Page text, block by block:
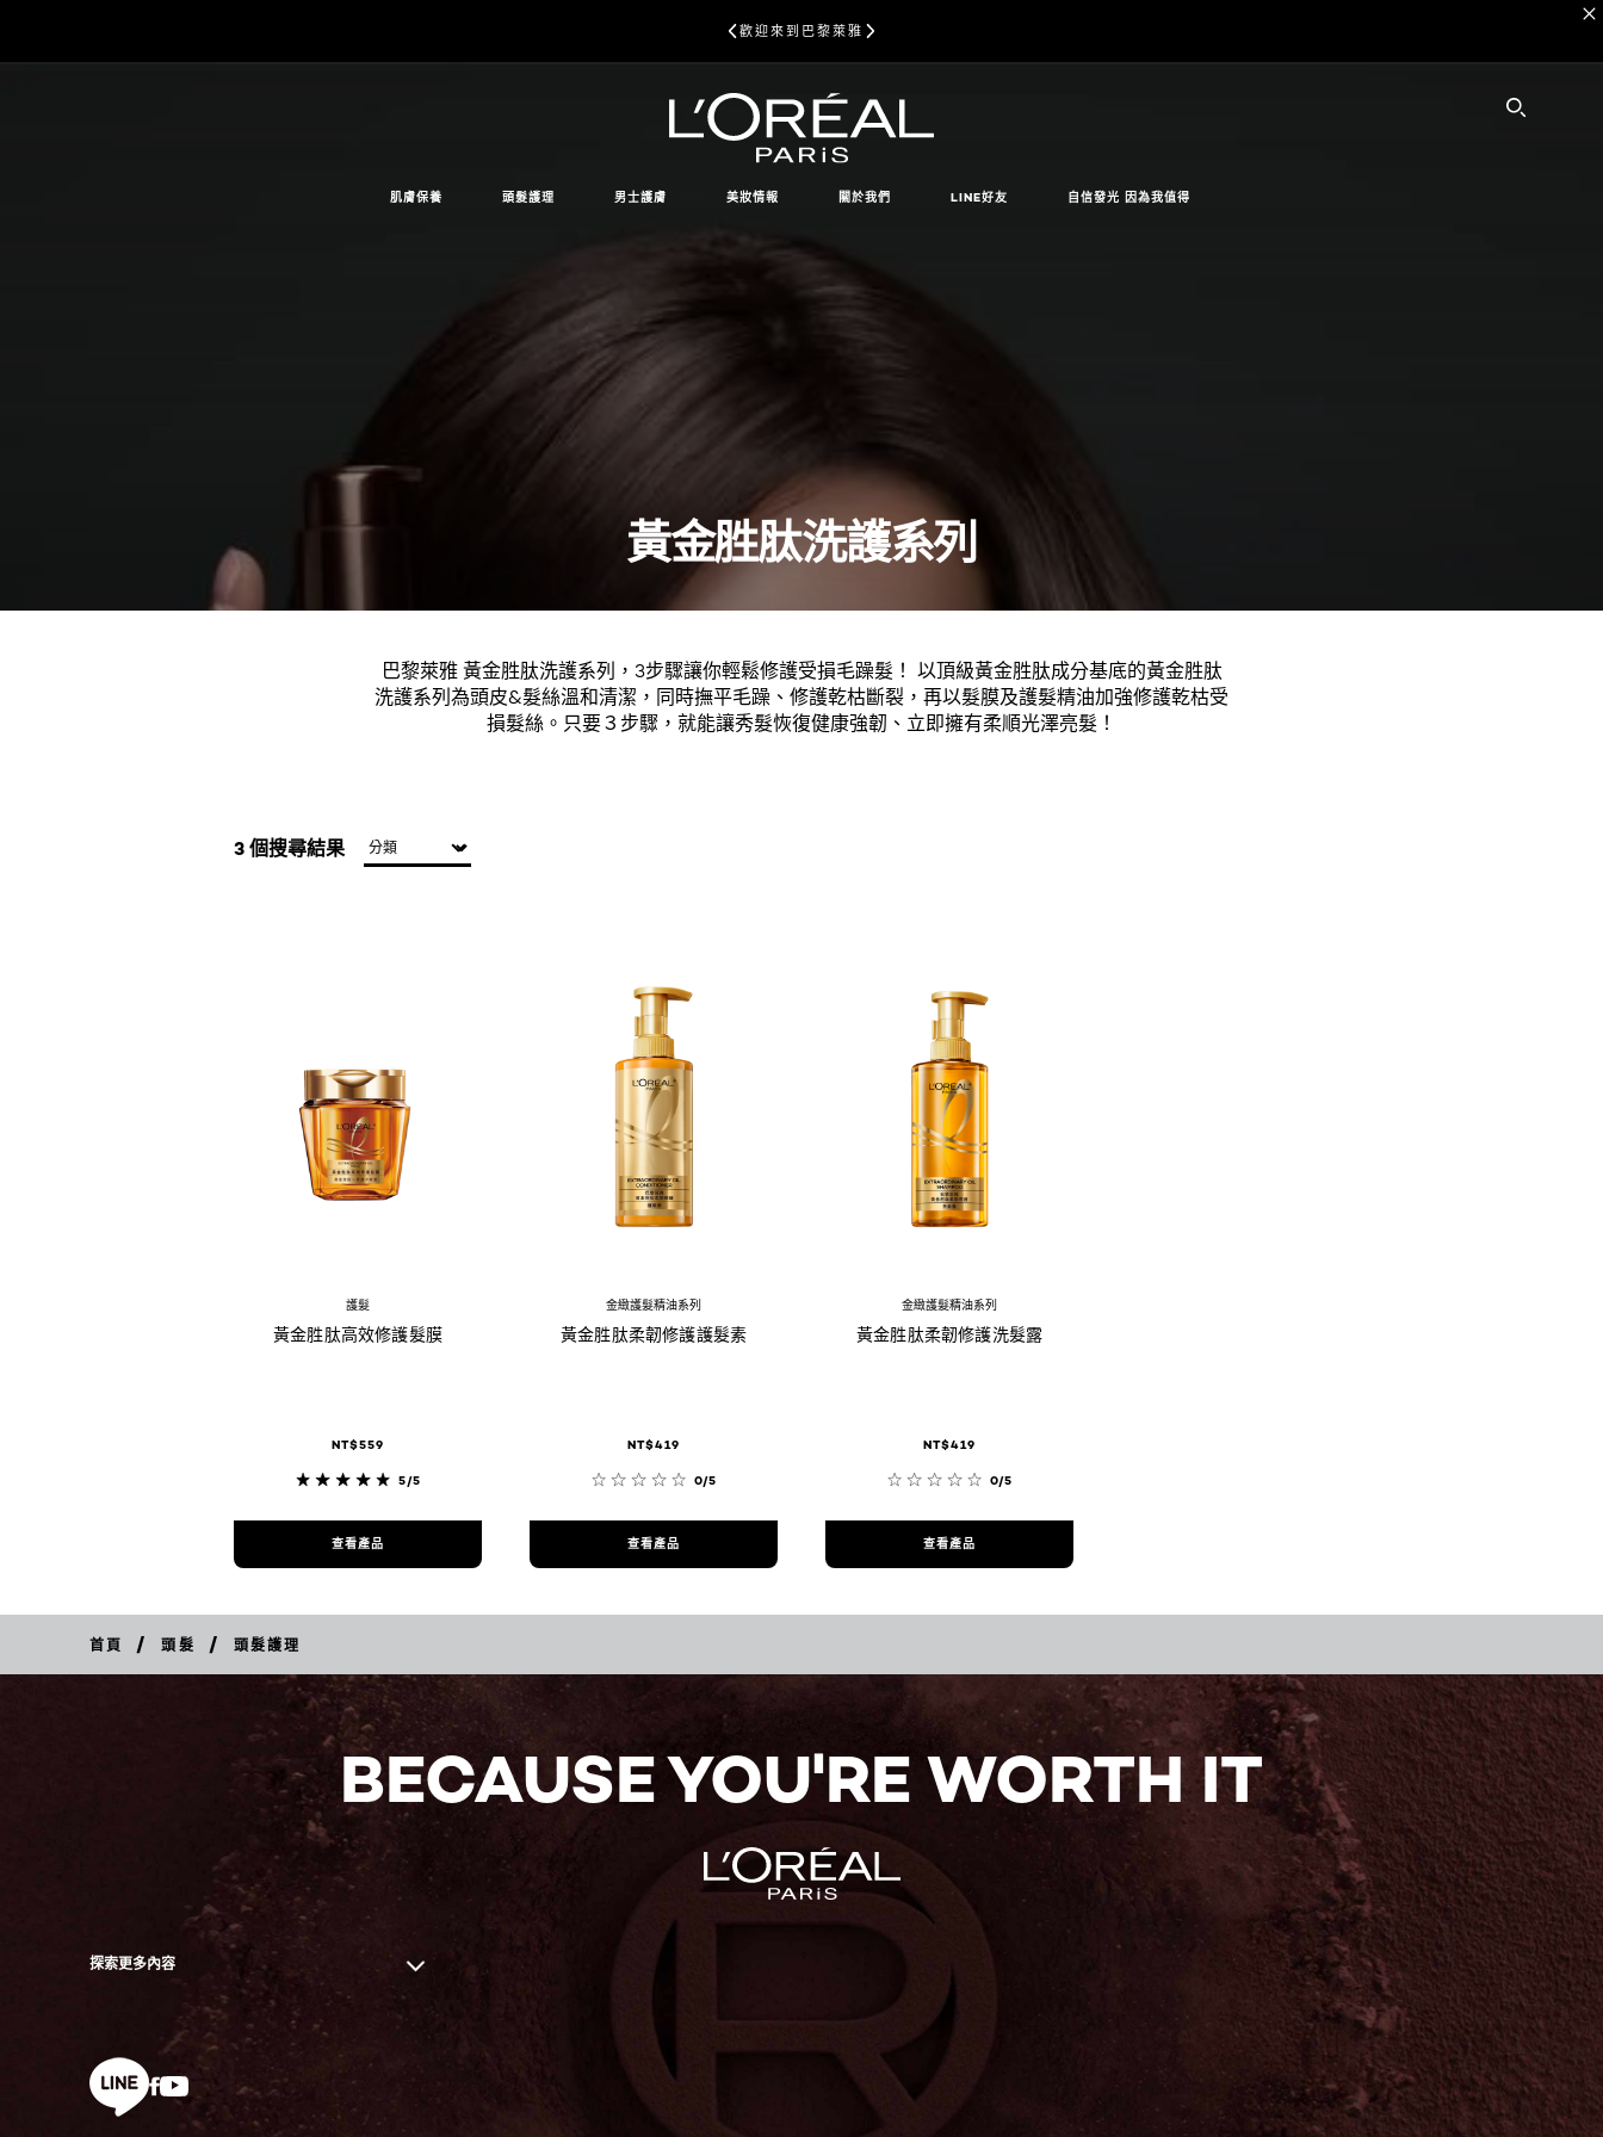
歡迎來到巴黎萊雅
肌膚保養 頭髮護理 男士護膚 美妝情報 關於我們 LINE好友 自信發光 因為我值得
黃金胜肽洗護系列
巴黎萊雅 黃金胜肽洗護系列，3步驟讓你輕鬆修護受損毛躁髮！ 以頂級黃金胜肽成分基底的黃金胜肽
洗護系列為頭皮&髮絲溫和清潔，同時撫平毛躁、修護乾枯斷裂，再以髮膜及護髮精油加強修護乾枯受
損髮絲。只要３步驟，就能讓秀髮恢復健康強韌、立即擁有柔順光澤亮髮！
3 個搜尋結果
護髮
黃金胜肽高效修護髮膜
NT$559
5/5
查看產品
金緻護髮精油系列
黃金胜肽柔韌修護護髮素
NT$419
0/5
查看產品
金緻護髮精油系列
黃金胜肽柔韌修護洗髮露
NT$419
0/5
查看產品
首頁 / 頭髮 / 頭髮護理
BECAUSE YOU'RE WORTH IT
探索更多內容
Facebook
YouTube